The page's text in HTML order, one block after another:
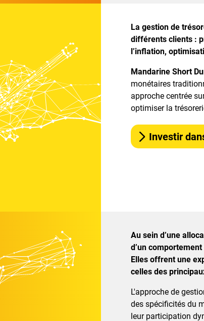
La gestion de
différents clients :
l’inflation,
Mandarine Short
monétaires
approche centrée
optimiser la
Investir
Au sein d’une
d’un
Elles offrent une
celles des
L'approche de
des spécificités du
leur participation